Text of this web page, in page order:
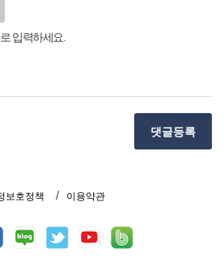
입력하세요.
댓글등록
보호정책 이용약관